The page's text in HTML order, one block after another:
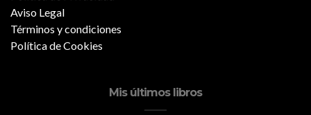
Aviso Legal
Términos y condiciones
Política de Cookies
Mis últimos libros